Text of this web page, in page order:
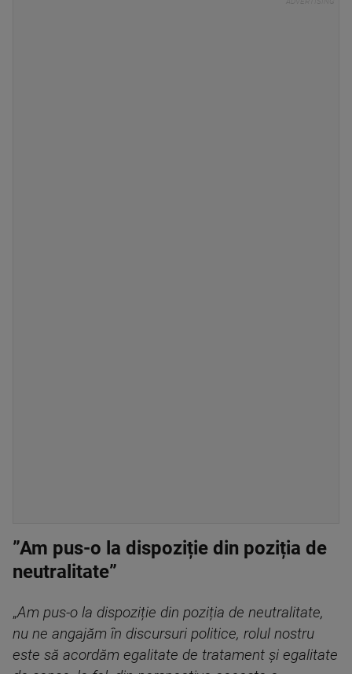
”Am pus-o la dispoziție din poziția de
neutralitate”
„Am pus-o la dispoziție din poziția de neutralitate,
nu ne angajăm în discursuri politice, rolul nostru
este să acordăm egalitate de tratament și egalitate